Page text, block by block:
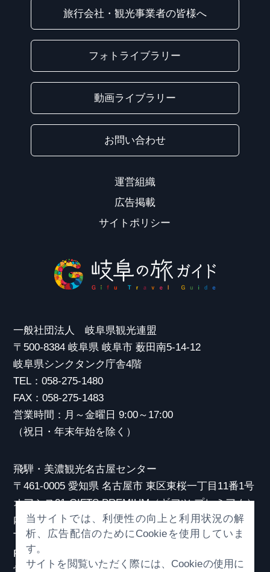
旅行会社・観光事業者の皆様へ
フォトライブラリー
動画ライブラリー
お問い合わせ
運営組織
広告掲載
サイトポリシー
一般社団法人 岐阜県観光連盟
〒500-8384 岐阜県 岐阜市 薮田南5-14-12
岐阜県シンクタンク庁舎4階
TEL：058-275-1480
FAX：058-275-1483
営業時間：月～金曜日 9:00～17:00
（祝日・年末年始を除く）
飛騨・美濃観光名古屋センター
〒461-0005 愛知県 名古屋市 東区東桜一丁目11番1号
オアシス21 GIFTS PREMIUM（ギフツ プレミアム）
内
TEL：052-253-6185
FAX：052-253-6186
当サイトでは、利便性の向上と利用状況の解
析、広告配信のためにCookieを使用していま
す。
サイトを閲覧いただく際には、Cookieの使用に